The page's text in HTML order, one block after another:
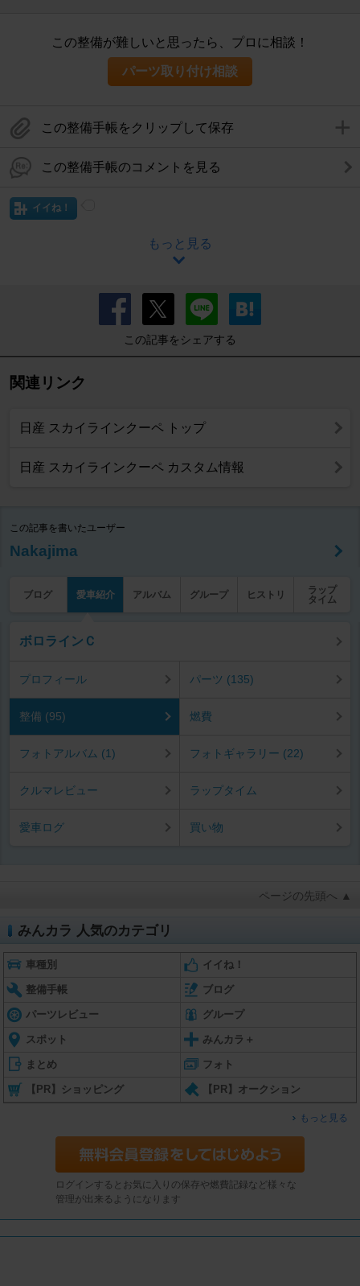
この整備が難しいと思ったら、プロに相談！
パーツ取り付け相談
この整備手帳をクリップして保存
この整備手帳のコメントを見る
イイね！
もっと見る
この記事をシェアする
関連リンク
日産 スカイラインクーペ トップ
日産 スカイラインクーペ カスタム情報
この記事を書いたユーザー
Nakajima
ブログ 愛車紹介 アルバム グループ ヒストリ
ラップ
タイム
ボロラインＣ
プロフィール パーツ (135)
整備 (95) 燃費
フォトアルバム (1) フォトギャラリー (22)
クルマレビュー ラップタイム
愛車ログ 買い物
ページの先頭へ ▲
みんカラ 人気のカテゴリ
車種別 イイね！
整備手帳 ブログ
パーツレビュー グループ
スポット みんカラ＋
まとめ フォト
【PR】ショッピング 【PR】オークション
もっと見る
ログインするとお気に入りの保存や燃費記録など様々な
管理が出来るようになります